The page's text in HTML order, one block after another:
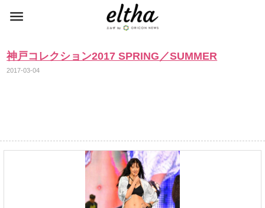
神戸コレクション2017 SPRING／SUMMER
2017-03-04